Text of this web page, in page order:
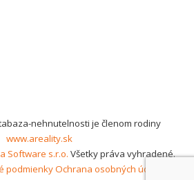
nehnutelnosti je členom rodiny
www.areality.sk
Software s.r.o. Všetky práva vyhradené.
podmienkyOchrana osobných údajov